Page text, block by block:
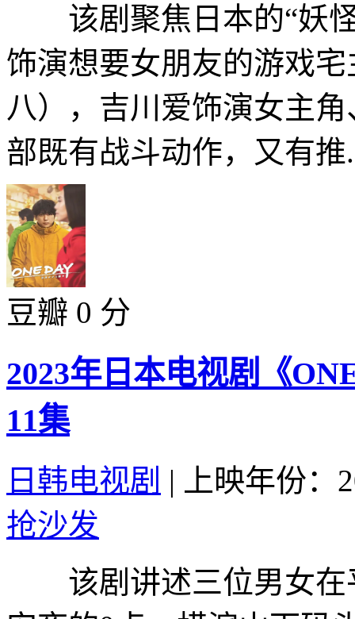
该剧聚焦日本的“妖怪
饰演想要女朋友的游戏
八），吉川爱饰演女主
部既有战斗动作，又有
豆瓣 0 分
2023年日本电视剧《
11集
日韩电视剧 |
上映年份：
抢沙发
该剧讲述三位男女在